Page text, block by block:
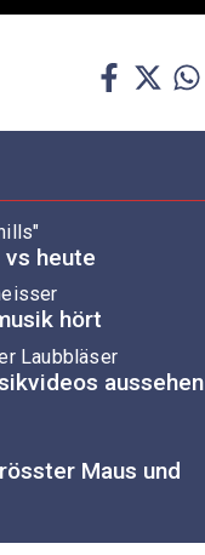
heute
hört
Laubbläser
aussehen
Maus und